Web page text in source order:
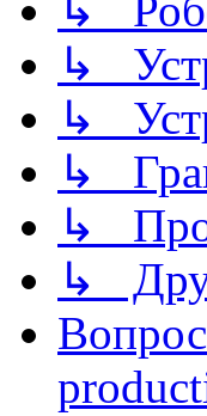
↳
↳
↳
↳
↳
↳